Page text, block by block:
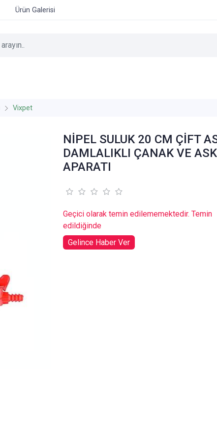
Ürün Galerisi
Vixpet
NİPEL SULUK 20 CM ÇİFT
DAMLALIKLI ÇANAK VE
APARATI
Geçici olarak temin edilememektedir. Temin
edildiğinde
Gelince Haber Ver